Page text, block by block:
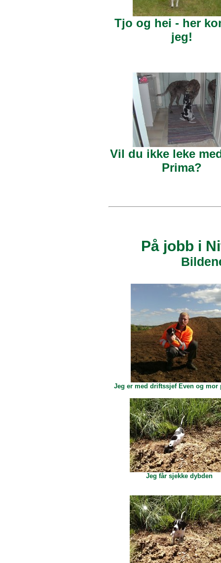
Tjo og hei - her
jeg!
Vil du ikke leke
Prima?
På jobb i
Jeg er med driftssjef Even og mor
Jeg får sjekke dybden